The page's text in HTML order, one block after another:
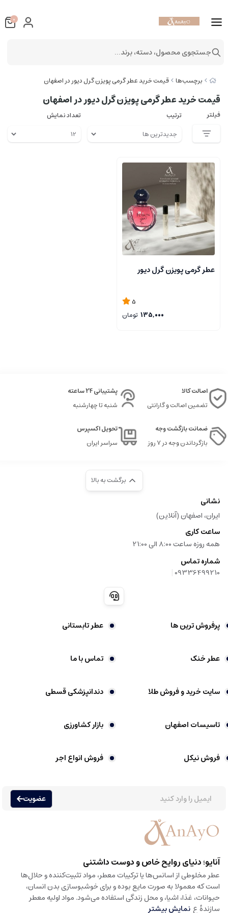
برچسب‌ها قیمت خرید عطر گرمی پویزن گرل دیور در اصفهان
قیمت خرید عطر گرمی پویزن گرل دیور در اصفهان
فیلتر ترتیب تعداد نمایش
عطر گرمی پویزن گرل دیور
5
135,000 تومان
اصالت کالا
تضمین اصالت و گارانتی
پشتیبانی 24 ساعته
شنبه تا چهارشنبه
ضمانت بازگشت وجه
بازگرداندن وجه در ۷ روز
تحویل اکسپرس
سراسر ایران
برگشت به بالا
نشانی
ایران، اصفهان (آنلاین)
ساعت کاری
همه روزه ساعت 8:00 الی 21:00
شماره تماس
09336499210
|
پرفروش ترین ها عطر تابستانی
عطر خنک تماس با ما
سایت خرید و فروش طلا دندانپزشکی قسطی
تاسیسات اصفهان بازار کشاورزی
فروش نیکل فروش انواع اجر
عضویت
آنایو؛ دنیای روایح خاص و دوست داشتنی
عطر مخلوطی از اسانس‌ها یا ترکیبات معطر، مواد تثبیت‌کننده و حلال‌ها
است که معمولا به صورت مایع بوده و برای خوشبوسازی بدن انسان،
حیوانات، غذا، اشیا، و محل زندگی استفاده می‌شود. مواد اولیه معطر
سازندهٔ ع نمایش بیشتر
0
جستجوی محصول، دسته، برند...